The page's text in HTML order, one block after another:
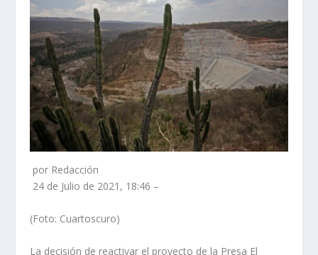
por Redacción
24 de Julio de 2021, 18:46 –
(Foto: Cuartoscuro)
La decisión de reactivar el proyecto de la Presa El